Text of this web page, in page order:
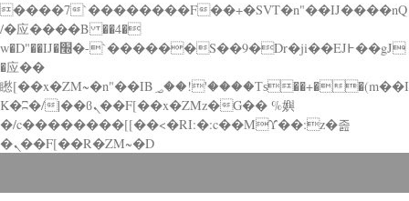
����7`��������F��+�SVT�n"��IJ����nQ
/�应����B ��4�
w�D"��IJ�׭�-`������S��9�Dr�ji��EJ߅��gJ
�应��
矁[��x�ZM~�n"��IB؃��!'����Тѕ��+��(m��I
K�ʭ�/|��ϐܢ��F[��x�ZMz�G�� %嬩
�/c��������[[��<�RI:�:c��MΎ��:z�졾
�ܢ��F[��R�ZM~�D
down